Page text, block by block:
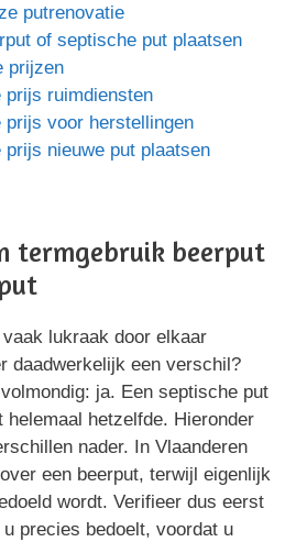
putrenovatie
of septische put plaatsen
prijzen
prijs ruimdiensten
prijs voor herstellingen
prijs nieuwe put plaatsen
termgebruik beerput
lukraak door elkaar
daadwerkelijk een verschil?
ja. Een septische put
helemaal hetzelfde. Hieronder
nader. In Vlaanderen
een beerput, terwijl eigenlijk
wordt. Verifieer dus eerst
precies bedoelt, voordat u